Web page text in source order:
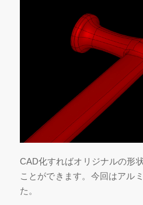
CAD化すればオリジナルの形
ことができます。今回はアル
た。